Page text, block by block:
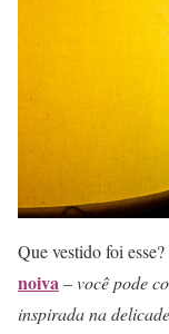
Que vestido foi
noiva–você pode
inspirada na